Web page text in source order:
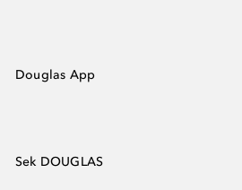
Douglas App
Sek DOUGLAS